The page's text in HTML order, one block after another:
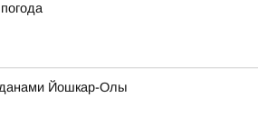
Йошкар-Олы